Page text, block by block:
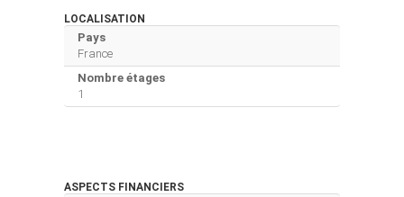
LOCALISATION
Pays
France
Nombre étages
1
ASPECTS FINANCIERS